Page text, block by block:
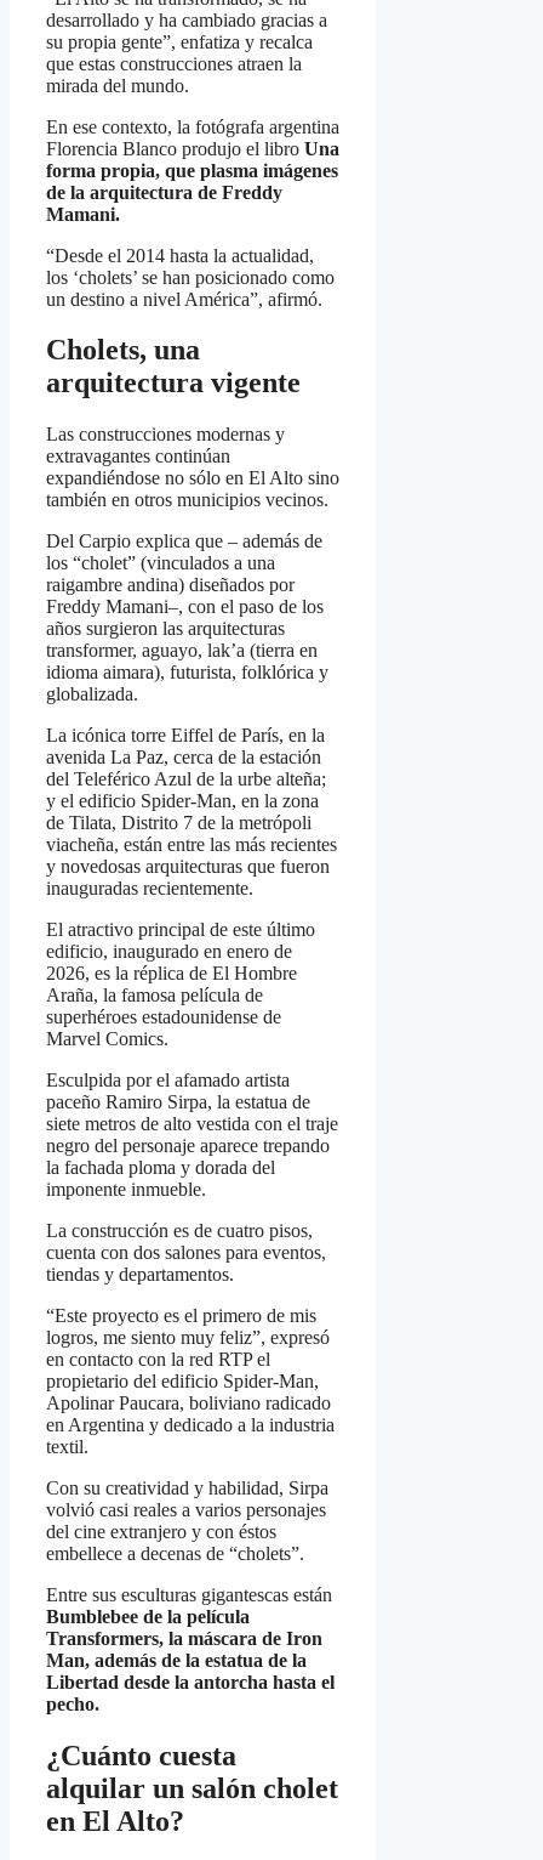
desarrollado y ha cambiado gracias a
su propia gente”, enfatiza y recalca
que estas construcciones atraen la
mirada del mundo.
En ese contexto, la fotógrafa argentina
Florencia Blanco produjo el libro Una
forma propia, que plasma imágenes
de la arquitectura de Freddy
Mamani.
“Desde el 2014 hasta la actualidad,
los ‘cholets’ se han posicionado como
un destino a nivel América”, afirmó.
Cholets, una
arquitectura vigente
Las construcciones modernas y
extravagantes continúan
expandiéndose no sólo en El Alto sino
también en otros municipios vecinos.
Del Carpio explica que – además de
los “cholet” (vinculados a una
raigambre andina) diseñados por
Freddy Mamani–, con el paso de los
años surgieron las arquitecturas
transformer, aguayo, lak’a (tierra en
idioma aimara), futurista, folklórica y
globalizada.
La icónica torre Eiffel de París, en la
avenida La Paz, cerca de la estación
del Teleférico Azul de la urbe alteña;
y el edificio Spider-Man, en la zona
de Tilata, Distrito 7 de la metrópoli
viacheña, están entre las más recientes
y novedosas arquitecturas que fueron
inauguradas recientemente.
El atractivo principal de este último
edificio, inaugurado en enero de
2026, es la réplica de El Hombre
Araña, la famosa película de
superhéroes estadounidense de
Marvel Comics.
Esculpida por el afamado artista
paceño Ramiro Sirpa, la estatua de
siete metros de alto vestida con el traje
negro del personaje aparece trepando
la fachada ploma y dorada del
imponente inmueble.
La construcción es de cuatro pisos,
cuenta con dos salones para eventos,
tiendas y departamentos.
“Este proyecto es el primero de mis
logros, me siento muy feliz”, expresó
en contacto con la red RTP el
propietario del edificio Spider-Man,
Apolinar Paucara, boliviano radicado
en Argentina y dedicado a la industria
textil.
Con su creatividad y habilidad, Sirpa
volvió casi reales a varios personajes
del cine extranjero y con éstos
embellece a decenas de “cholets”.
Entre sus esculturas gigantescas están
Bumblebee de la película
Transformers, la máscara de Iron
Man, además de la estatua de la
Libertad desde la antorcha hasta el
pecho.
¿Cuánto cuesta
alquilar un salón cholet
en El Alto?